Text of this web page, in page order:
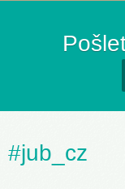
#jub_cz